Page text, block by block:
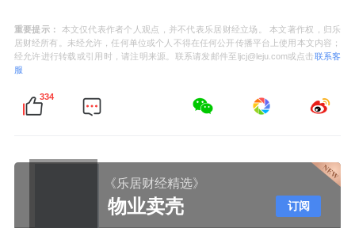
重要提示：
本文仅代表作者个人观点，并不代表乐居财经立场。 本文著作权，归乐
居财经所有。未经允许，任何单位或个人不得在任何公开传播平台上使用本文内容；
经允许进行转载或引用时，请注明来源。联系请发邮件至ljcj@leju.com或点击联系客
服
334
《乐居财经精选》
物业卖壳 订阅